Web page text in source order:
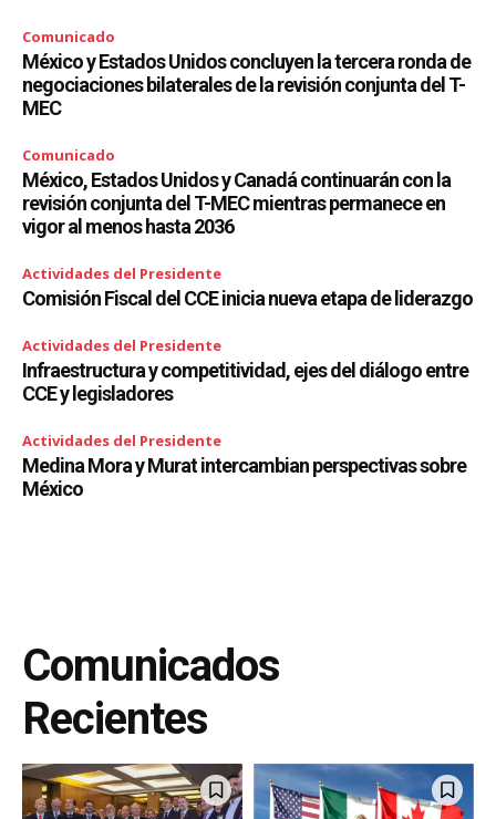
Comunicado
México y Estados Unidos concluyen la tercera ronda de
negociaciones bilaterales de la revisión conjunta del T-
MEC
Comunicado
México, Estados Unidos y Canadá continuarán con la
revisión conjunta del T-MEC mientras permanece en
vigor al menos hasta 2036
Actividades del Presidente
Comisión Fiscal del CCE inicia nueva etapa de liderazgo
Actividades del Presidente
Infraestructura y competitividad, ejes del diálogo entre
CCE y legisladores
Actividades del Presidente
Medina Mora y Murat intercambian perspectivas sobre
México
Comunicados
Recientes